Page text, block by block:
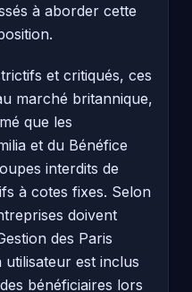
à aborder cette
et critiqués, ces
marché britannique,
que les
et du Bénéfice
interdits de
à cotes fixes. Selon
doivent
des Paris
est inclus
bénéficiaires lors